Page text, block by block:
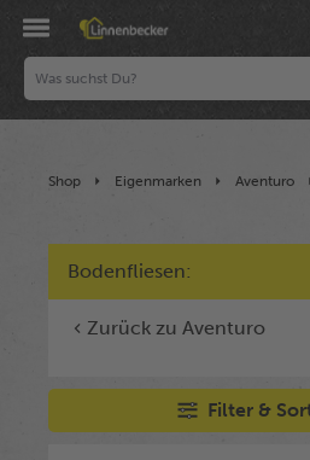
Shop Eigenmarken Aventuro
Bodenfliesen:
Zurück zu Aventuro
Filter &